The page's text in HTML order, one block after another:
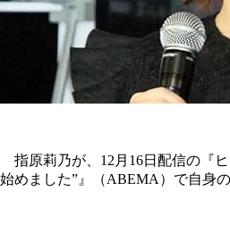
指原莉乃が、12月16日配信の『
始めました”』（ABEMA）で自身